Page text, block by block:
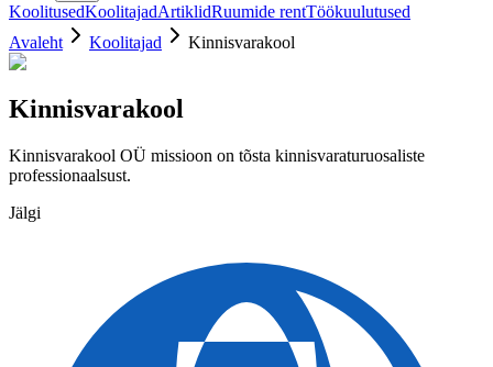
KoolitusedKoolitajadArtiklidRuumide rentTöökuulutused
Avaleht
Koolitajad Kinnisvarakool
Kinnisvarakool
Kinnisvarakool OÜ missioon on tõsta kinnisvaraturuosaliste
professionaalsust.
Jälgi